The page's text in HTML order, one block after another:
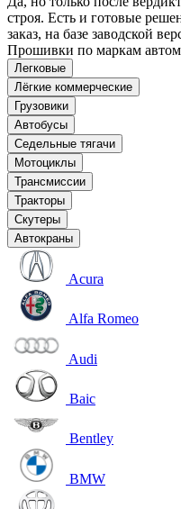
строя. Есть и готовые
заказ, на базе заводской
Прошивки по маркам
Легковые
Лёгкие коммерческие
Грузовики
Автобусы
Седельные тягачи
Мотоциклы
Трансмиссии
Тракторы
Скутеры
Автокраны
Acura
Alfa Romeo
Audi
Baic
Bentley
BMW